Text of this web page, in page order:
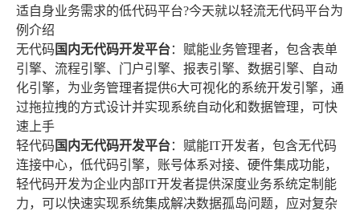
适自身业务需求的低代码平台?今天就以轻流无代码平台为
例介绍
无代码 国内无代码开发平台：赋能业务管理者，包含表单
引擎、流程引擎、门户引擎、报表引擎、数据引擎、自动
化引擎，为业务管理者提供6大可视化的系统开发引擎，通
过拖拉拽的方式设计并实现系统自动化和数据管理，可快
速上手
轻代码 国内无代码开发平台：赋能IT开发者，包含无代码
连接中心，低代码引擎，账号体系对接、硬件集成功能，
轻代码开发为企业内部IT开发者提供深度业务系统定制能
力，可以快速实现系统集成解决数据孤岛问题，应对复杂